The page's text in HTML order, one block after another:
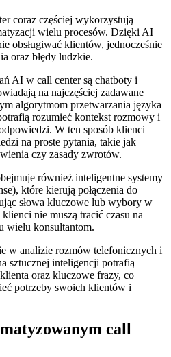
coraz częściej wykorzystują
wielu procesów. Dzięki AI
obsługiwać klientów, jednocześnie
oraz błędy ludzkie.
AI w call center są chatboty i
na najczęściej zadawane
algorytmom przetwarzania języka
rozumieć kontekst rozmowy i
W ten sposób klienci
na proste pytania, takie jak
czy zasady zwrotów.
również inteligentne systemy
które kierują połączenia do
słowa kluczowe lub wybory w
nie muszą tracić czasu na
wielu konsultantom.
w analizie rozmów telefonicznych i
sztucznej inteligencji potrafią
oraz kluczowe frazy, co
potrzeby swoich klientów i
call